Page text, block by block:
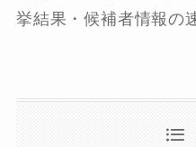
挙結果・候補者情報の